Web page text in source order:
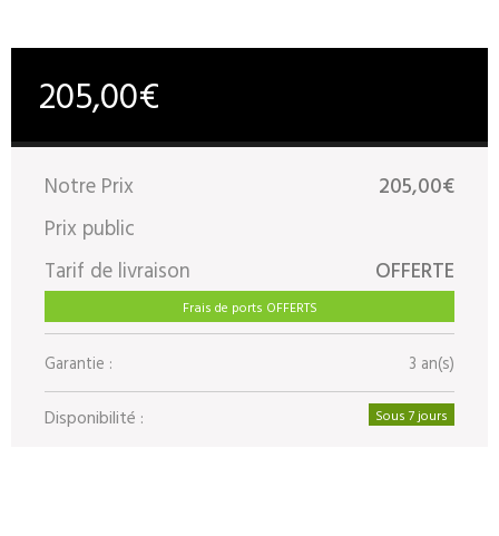
205,00€
Notre Prix
205,00€
Prix public
Tarif de livraison
OFFERTE
Frais de ports OFFERTS
Garantie : 3 an(s)
Disponibilité : Sous 7 jours